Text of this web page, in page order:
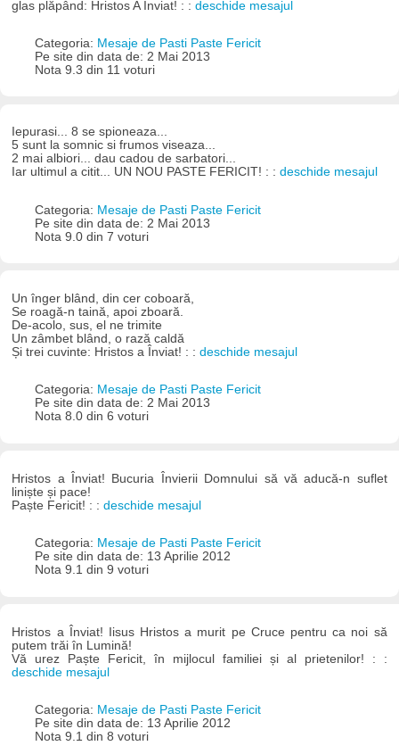
glas plăpând: Hristos A Înviat! : :deschide mesajul
Categoria: Mesaje de Pasti Paste Fericit
Pe site din data de: 2 Mai 2013
Nota 9.3 din 11 voturi
Iepurasi... 8 se spioneaza...
5 sunt la somnic si frumos viseaza...
2 mai albiori... dau cadou de sarbatori...
Iar ultimul a citit... UN NOU PASTE FERICIT! : :deschide mesajul
Categoria: Mesaje de Pasti Paste Fericit
Pe site din data de: 2 Mai 2013
Nota 9.0 din 7 voturi
Un înger blând, din cer coboară,
Se roagă-n taină, apoi zboară.
De-acolo, sus, el ne trimite
Un zâmbet blând, o rază caldă
Și trei cuvinte: Hristos a Înviat! : :deschide mesajul
Categoria: Mesaje de Pasti Paste Fericit
Pe site din data de: 2 Mai 2013
Nota 8.0 din 6 voturi
Hristos a Înviat! Bucuria Învierii Domnului să vă aducă-n suflet
liniște și pace!
Paște Fericit! : :deschide mesajul
Categoria: Mesaje de Pasti Paste Fericit
Pe site din data de: 13 Aprilie 2012
Nota 9.1 din 9 voturi
Hristos a Înviat! Iisus Hristos a murit pe Cruce pentru ca noi să
putem trăi în Lumină!
Vă urez Paște Fericit, în mijlocul familiei și al prietenilor! : :
deschide mesajul
Categoria: Mesaje de Pasti Paste Fericit
Pe site din data de: 13 Aprilie 2012
Nota 9.1 din 8 voturi